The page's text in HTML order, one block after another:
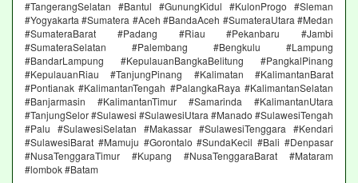
#TangerangSelatan #Bantul #GunungKidul #KulonProgo #Sleman
#Yogyakarta #Sumatera #Aceh #BandaAceh #SumateraUtara #Medan
#SumateraBarat #Padang #Riau #Pekanbaru #Jambi
#SumateraSelatan #Palembang #Bengkulu #Lampung
#BandarLampung #KepulauanBangkaBelitung #PangkalPinang
#KepulauanRiau #TanjungPinang #Kalimatan #KalimantanBarat
#Pontianak #KalimantanTengah #PalangkaRaya #KalimantanSelatan
#Banjarmasin #KalimantanTimur #Samarinda #KalimantanUtara
#TanjungSelor #Sulawesi #SulawesiUtara #Manado #SulawesiTengah
#Palu #SulawesiSelatan #Makassar #SulawesiTenggara #Kendari
#SulawesiBarat #Mamuju #Gorontalo #SundaKecil #Bali #Denpasar
#NusaTenggaraTimur #Kupang #NusaTenggaraBarat #Mataram
#lombok #Batam